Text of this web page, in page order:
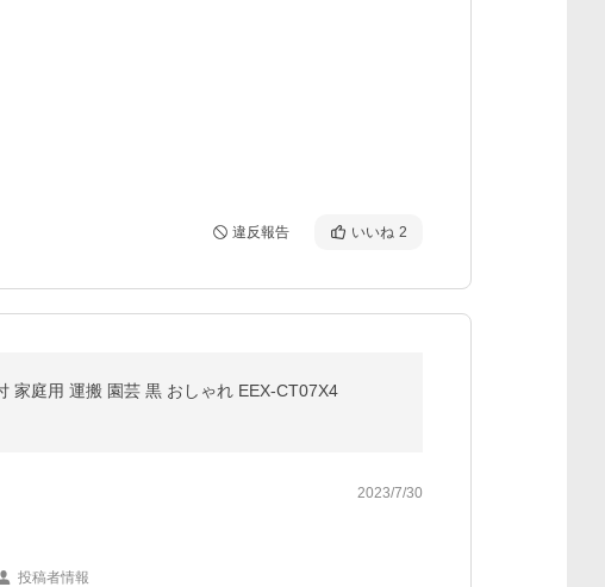
違反報告 いいね 2
家庭用 運搬 園芸 黒 おしゃれ EEX-CT07X4
2023/7/30
投稿者情報